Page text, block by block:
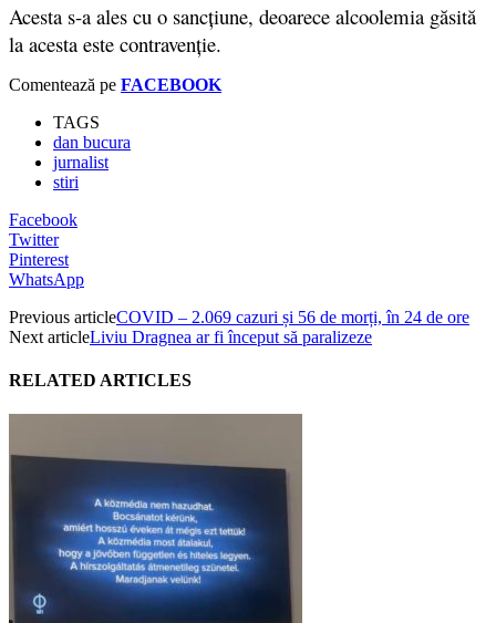
Acesta s-a ales cu o sancţiune, deoarece alcoolemia găsită
la acesta este contravenţie.
Comentează pe FACEBOOK
TAGS
dan bucura
jurnalist
stiri
Facebook
Twitter
Pinterest
WhatsApp
Previous articleCOVID – 2.069 cazuri și 56 de morți, în 24 de ore
Next articleLiviu Dragnea ar fi început să paralizeze
RELATED ARTICLES